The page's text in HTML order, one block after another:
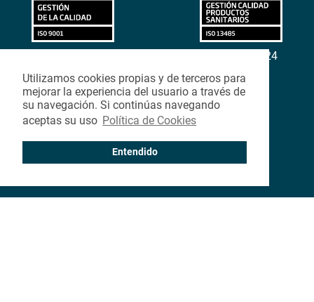
Utilizamos cookies propias y de terceros para
mejorar la experiencia del usuario a través de
su navegación. Si continúas navegando
aceptas su uso Política de Cookies
Entendido
GS-0015/2024
SILLAS DE RUEDAS ELÉCTRICAS
MOTORES
SCOOTERS
GRÚAS
SILLAS DE RUEDAS MANUALES